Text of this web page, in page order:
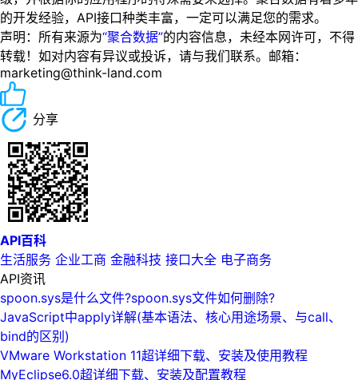
的开发经验，API接口种类丰富，一定可以满足您的需求。
声明：所有来源为“聚合数据”的内容信息，未经本网许可，不得
转载！如对内容有异议或投诉，请与我们联系。邮箱：
marketing@think-land.com
分享
API百科
生活服务 企业工商 金融科技 接口大全 电子商务
API资讯
spoon.sys是什么文件?spoon.sys文件如何删除?
JavaScript中apply详解(基本语法、核心用途场景、与call、
bind的区别)
VMware Workstation 11超详细下载、安装及使用教程
MyEclipse6.0超详细下载、安装及配置教程